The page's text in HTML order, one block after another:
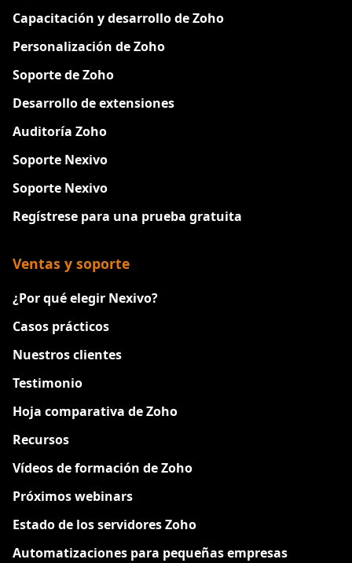
Capacitación y desarrollo de Zoho
Personalización de Zoho
Soporte de Zoho
Desarrollo de extensiones
Auditoría Zoho
Soporte Nexivo
Soporte Nexivo
Regístrese para una prueba gratuita
Ventas y soporte
¿Por qué elegir Nexivo?
Casos prácticos
Nuestros clientes
Testimonio
Hoja comparativa de Zoho
Recursos
Vídeos de formación de Zoho
Próximos webinars
Estado de los servidores Zoho
Automatizaciones para pequeñas empresas